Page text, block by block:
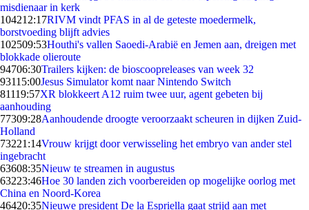
misdienaar in kerk
104212:17RIVM vindt PFAS in al de geteste moedermelk,
borstvoeding blijft advies
102509:53Houthi's vallen Saoedi-Arabië en Jemen aan, dreigen met
blokkade olieroute
94706:30Trailers kijken: de bioscoopreleases van week 32
93115:00Jesus Simulator komt naar Nintendo Switch
81119:57XR blokkeert A12 ruim twee uur, agent gebeten bij
aanhouding
77309:28Aanhoudende droogte veroorzaakt scheuren in dijken Zuid-
Holland
73221:14Vrouw krijgt door verwisseling het embryo van ander stel
ingebracht
63608:35Nieuw te streamen in augustus
63223:46Hoe 30 landen zich voorbereiden op mogelijke oorlog met
China en Noord-Korea
46420:35Nieuwe president De la Espriella gaat strijd aan met